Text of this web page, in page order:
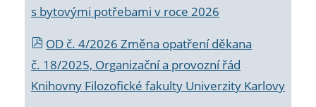
s bytovými potřebami v roce 2026
OD č. 4/2026 Změna opatření děkana
č. 18/2025, Organizační a provozní řád
Knihovny Filozofické fakulty Univerzity Karlovy